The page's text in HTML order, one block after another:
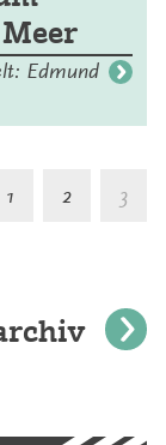
Edmund
1 2 3